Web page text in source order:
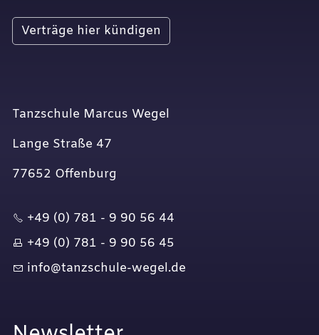
Verträge hier kündigen
Tanzschule Marcus Wegel
Lange Straße 47
77652 Offenburg
+49 (0) 781 - 9 90 56 44
+49 (0) 781 - 9 90 56 45
nf
t nzsch l -w g l d